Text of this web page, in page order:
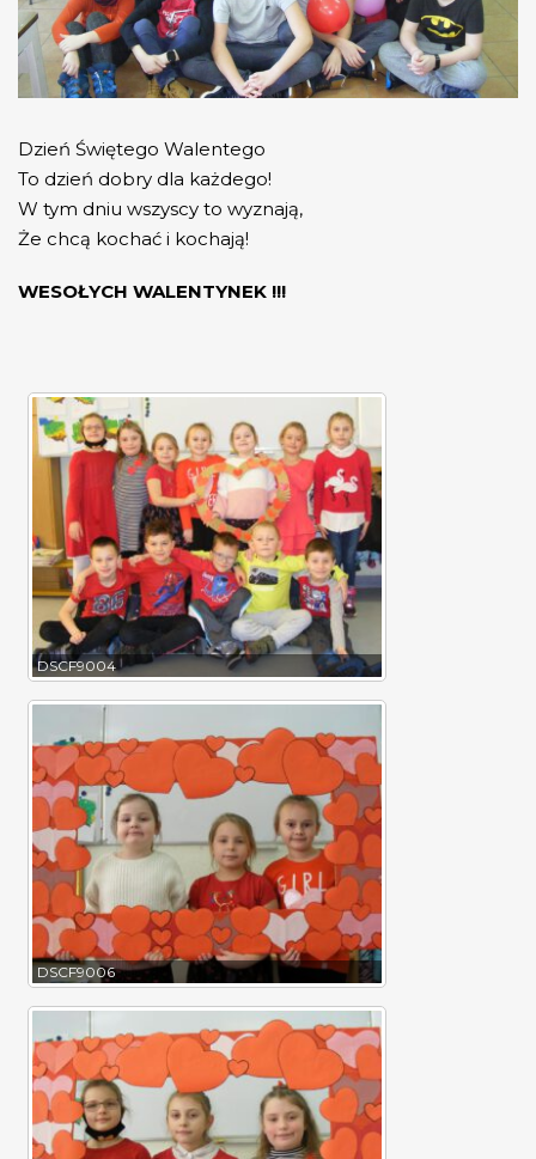
Dzień Świętego Walentego
To dzień dobry dla każdego!
W tym dniu wszyscy to wyznają,
Że chcą kochać i kochają!
WESOŁYCH WALENTYNEK !!!
DSCF9004
DSCF9006